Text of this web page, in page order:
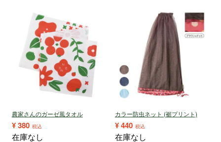
農家さんのガーゼ風タオル
¥380 税込
在庫なし
カラー防虫ネット (裾プリント)
¥440 税込
在庫なし